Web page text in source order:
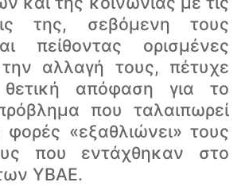
της, σεβόμενη τους
πείθοντας ορισμένες
αλλαγή τους, πέτυχε
απόφαση για το
που ταλαιπωρεί
φορές «εξαθλιώνει» τους
που εντάχθηκαν στο
ΥΒΑΕ.